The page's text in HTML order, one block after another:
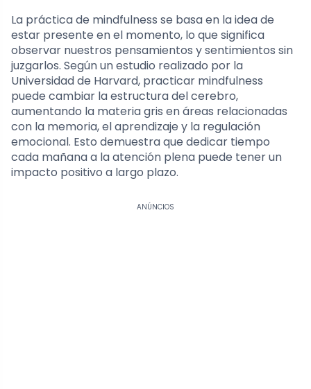
La práctica de mindfulness se basa en la idea de
estar presente en el momento, lo que significa
observar nuestros pensamientos y sentimientos sin
juzgarlos. Según un estudio realizado por la
Universidad de Harvard, practicar mindfulness
puede cambiar la estructura del cerebro,
aumentando la materia gris en áreas relacionadas
con la memoria, el aprendizaje y la regulación
emocional. Esto demuestra que dedicar tiempo
cada mañana a la atención plena puede tener un
impacto positivo a largo plazo.
ANÚNCIOS